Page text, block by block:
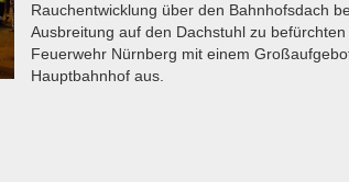
Rauchentwicklung über den Bahnhofsdach
Ausbreitung auf den Dachstuhl zu
Feuerwehr Nürnberg mit einem
Hauptbahnhof aus.